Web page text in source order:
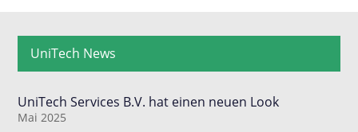
UniTech News
UniTech Services B.V. hat einen neuen Look
Mai 2025